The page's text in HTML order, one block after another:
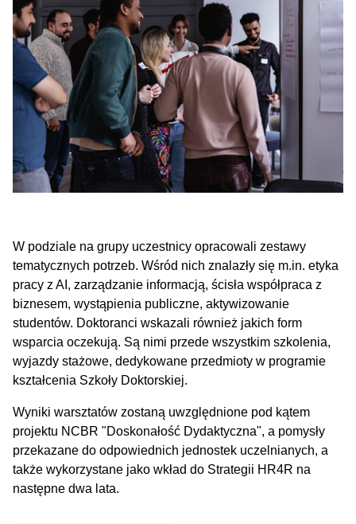
W podziale na grupy uczestnicy opracowali zestawy
tematycznych potrzeb. Wśród nich znalazły się m.in. etyka
pracy z AI, zarządzanie informacją, ścisła współpraca z
biznesem, wystąpienia publiczne, aktywizowanie
studentów. Doktoranci wskazali również jakich form
wsparcia oczekują. Są nimi przede wszystkim szkolenia,
wyjazdy stażowe, dedykowane przedmioty w programie
kształcenia Szkoły Doktorskiej.
Wyniki warsztatów zostaną uwzględnione pod kątem
projektu NCBR "Doskonałość Dydaktyczna", a pomysły
przekazane do odpowiednich jednostek uczelnianych, a
także wykorzystane jako wkład do Strategii HR4R na
następne dwa lata.